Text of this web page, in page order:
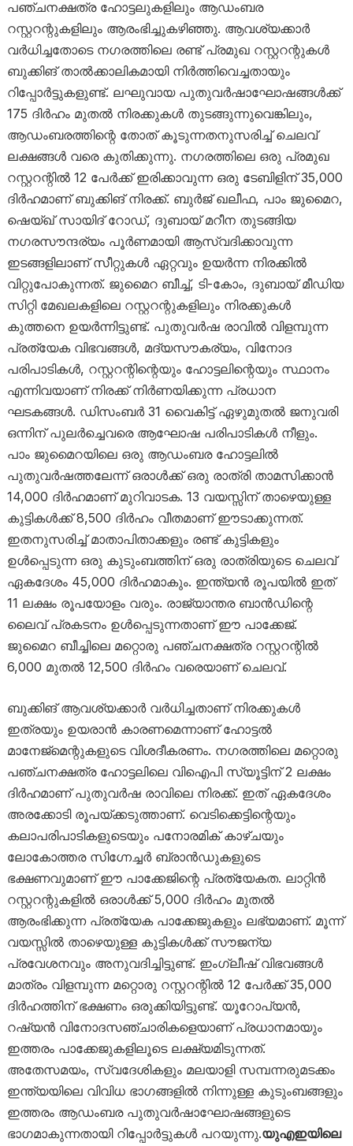
പഞ്ചനക്ഷത്ര ഹോട്ടലുകളിലും ആഡംബര
റസ്റ്ററന്റുകളിലും ആരംഭിച്ചുകഴിഞ്ഞു. ആവശ്യക്കാർ
വർധിച്ചതോടെ നഗരത്തിലെ രണ്ട് പ്രമുഖ റസ്റ്ററന്റുകൾ
ബുക്കിങ് താൽക്കാലികമായി നിർത്തിവെച്ചതായും
റിപ്പോർട്ടുകളുണ്ട്. ലഘുവായ പുതുവർഷാഘോഷങ്ങൾക്ക്
175 ദിർഹം മുതൽ നിരക്കുകൾ തുടങ്ങുന്നുവെങ്കിലും,
ആഡംബരത്തിന്റെ തോത് കൂടുന്നതനുസരിച്ച് ചെലവ്
ലക്ഷങ്ങൾ വരെ കുതിക്കുന്നു. നഗരത്തിലെ ഒരു പ്രമുഖ
റസ്റ്ററന്റിൽ 12 പേർക്ക് ഇരിക്കാവുന്ന ഒരു ടേബിളിന് 35,000
ദിർഹമാണ് ബുക്കിങ് നിരക്ക്. ബുർജ് ഖലീഫ, പാം ജുമൈറ,
ഷെയ്ഖ് സായിദ് റോഡ്, ദുബായ് മറീന തുടങ്ങിയ
നഗരസൗന്ദര്യം പൂർണമായി ആസ്വദിക്കാവുന്ന
ഇടങ്ങളിലാണ് സീറ്റുകൾ ഏറ്റവും ഉയർന്ന നിരക്കിൽ
വിറ്റുപോകുന്നത്. ജുമൈറ ബീച്ച്, ടി-കോം, ദുബായ് മീഡിയ
സിറ്റി മേഖലകളിലെ റസ്റ്ററന്റുകളിലും നിരക്കുകൾ
കുത്തനെ ഉയർന്നിട്ടുണ്ട്. പുതുവർഷ രാവിൽ വിളമ്പുന്ന
പ്രത്യേക വിഭവങ്ങൾ, മദ്യസൗകര്യം, വിനോദ
പരിപാടികൾ, റസ്റ്ററന്റിന്റെയും ഹോട്ടലിന്റെയും സ്ഥാനം
എന്നിവയാണ് നിരക്ക് നിർണയിക്കുന്ന പ്രധാന
ഘടകങ്ങൾ. ഡിസംബർ 31 വൈകിട്ട് ഏഴുമുതൽ ജനുവരി
ഒന്നിന് പുലർച്ചെവരെ ആഘോഷ പരിപാടികൾ നീളും.
പാം ജുമൈറയിലെ ഒരു ആഡംബര ഹോട്ടലിൽ
പുതുവർഷത്തലേന്ന് ഒരാൾക്ക് ഒരു രാത്രി താമസിക്കാൻ
14,000 ദിർഹമാണ് മുറിവാടക. 13 വയസ്സിന് താഴെയുള്ള
കുട്ടികൾക്ക് 8,500 ദിർഹം വീതമാണ് ഈടാക്കുന്നത്.
ഇതനുസരിച്ച് മാതാപിതാക്കളും രണ്ട് കുട്ടികളും
ഉൾപ്പെടുന്ന ഒരു കുടുംബത്തിന് ഒരു രാത്രിയുടെ ചെലവ്
ഏകദേശം 45,000 ദിർഹമാകും. ഇന്ത്യൻ രൂപയിൽ ഇത്
11 ലക്ഷം രൂപയോളം വരും. രാജ്യാന്തര ബാൻഡിന്റെ
ലൈവ് പ്രകടനം ഉൾപ്പെടുന്നതാണ് ഈ പാക്കേജ്.
ജുമൈറ ബീച്ചിലെ മറ്റൊരു പഞ്ചനക്ഷത്ര റസ്റ്ററന്റിൽ
6,000 മുതൽ 12,500 ദിർഹം വരെയാണ് ചെലവ്.
ബുക്കിങ് ആവശ്യക്കാർ വർധിച്ചതാണ് നിരക്കുകൾ
ഇത്രയും ഉയരാൻ കാരണമെന്നാണ് ഹോട്ടൽ
മാനേജ്മെന്റുകളുടെ വിശദീകരണം. നഗരത്തിലെ മറ്റൊരു
പഞ്ചനക്ഷത്ര ഹോട്ടലിലെ വിഐപി സ്യൂട്ടിന് 2 ലക്ഷം
ദിർഹമാണ് പുതുവർഷ രാവിലെ നിരക്ക്. ഇത് ഏകദേശം
അരക്കോടി രൂപയ്ക്കടുത്താണ്. വെടിക്കെട്ടിന്റെയും
കലാപരിപാടികളുടെയും പനോരമിക് കാഴ്ചയും
ലോകോത്തര സിഗ്നേച്ചർ ബ്രാൻഡുകളുടെ
ഭക്ഷണവുമാണ് ഈ പാക്കേജിന്റെ പ്രത്യേകത. ലാറ്റിൻ
റസ്റ്ററന്റുകളിൽ ഒരാൾക്ക് 5,000 ദിർഹം മുതൽ
ആരംഭിക്കുന്ന പ്രത്യേക പാക്കേജുകളും ലഭ്യമാണ്. മൂന്ന്
വയസ്സിൽ താഴെയുള്ള കുട്ടികൾക്ക് സൗജന്യ
പ്രവേശനവും അനുവദിച്ചിട്ടുണ്ട്. ഇംഗ്ലീഷ് വിഭവങ്ങൾ
മാത്രം വിളമ്പുന്ന മറ്റൊരു റസ്റ്ററന്റിൽ 12 പേർക്ക് 35,000
ദിർഹത്തിന് ഭക്ഷണം ഒരുക്കിയിട്ടുണ്ട്. യൂറോപ്യൻ,
റഷ്യൻ വിനോദസഞ്ചാരികളെയാണ് പ്രധാനമായും
ഇത്തരം പാക്കേജുകളിലൂടെ ലക്ഷ്യമിടുന്നത്.
അതേസമയം, സ്വദേശികളും മലയാളി സമ്പന്നരുമടക്കം
ഇന്ത്യയിലെ വിവിധ ഭാഗങ്ങളിൽ നിന്നുള്ള കുടുംബങ്ങളും
ഇത്തരം ആഡംബര പുതുവർഷാഘോഷങ്ങളുടെ
ഭാഗമാകുന്നതായി റിപ്പോർട്ടുകൾ പറയുന്നു.യുഎഇയിലെ